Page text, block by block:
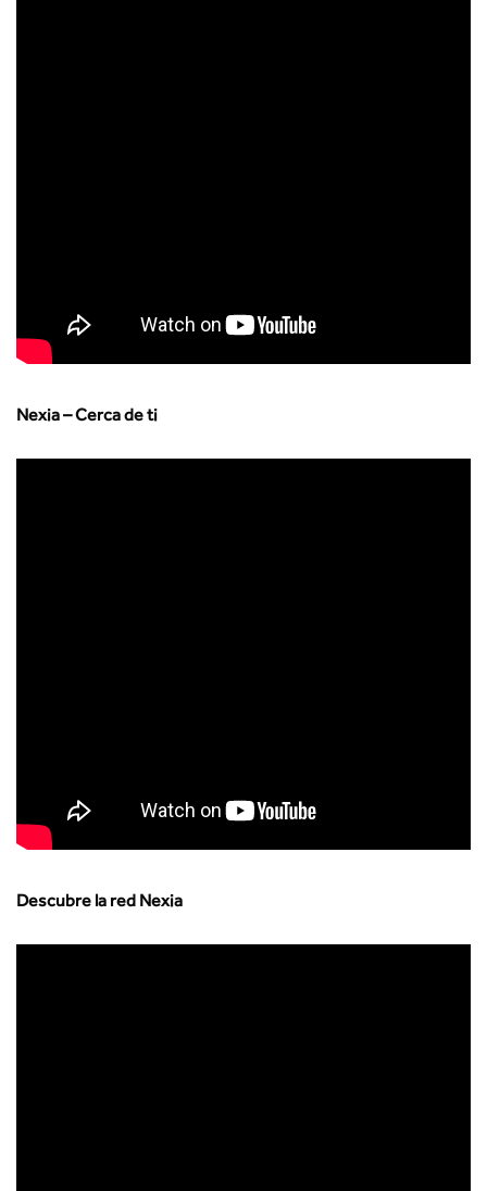
Nexia – Cerca de ti
Descubre la red Nexia